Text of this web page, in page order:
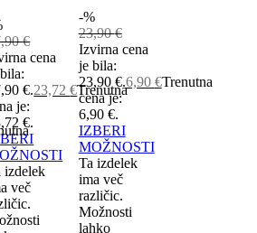
€
cena
€.23,72€Trenutna
je:
€.
izdelek
več
-%
23,90€
Izvirna cena
je bila:
23,90 €.6,90 €Trenutna
cena je:
6,90 €.
IZBERI
MOŽNOSTI
Ta izdelek
ima več
različic.
Možnosti
lahko